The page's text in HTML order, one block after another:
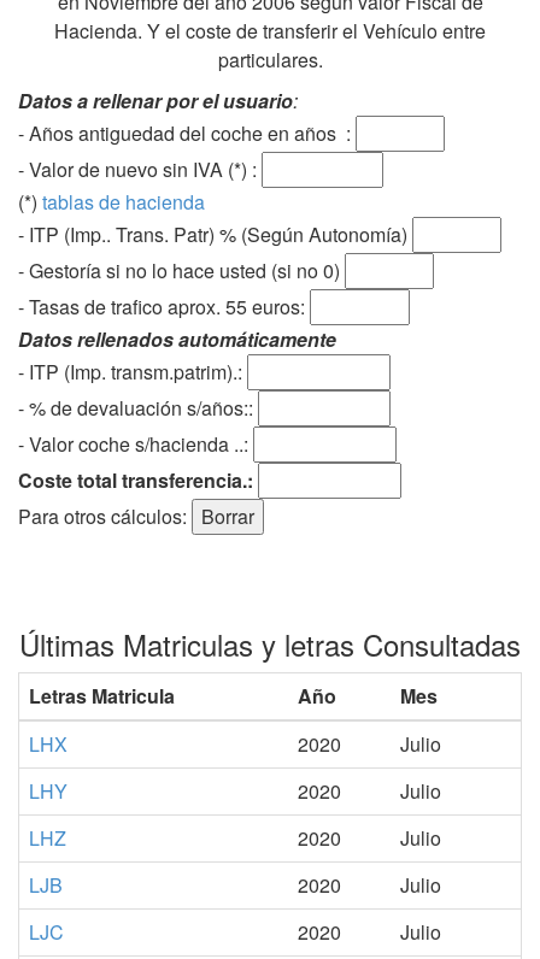
Hacienda. Y el coste de transferir el Vehículo entre
particulares.
Datos a rellenar por el usuario:
- Años antiguedad del coche en años :
- Valor de nuevo sin IVA (*) :
(*) tablas de hacienda
- ITP (Imp.. Trans. Patr) % (Según Autonomía)
- Gestoría si no lo hace usted (si no 0)
-Tasas de trafico aprox. 55 euros:
Datos rellenados automáticamente
- ITP (Imp. transm.patrim).:
- % de devaluación s/años::
- Valor coche s/hacienda ..:
Coste total transferencia.:
Para otros cálculos:
Últimas Matriculas y letras Consultadas
Letras Matricula Año
Mes
LHX
2020
Julio
LHY
2020
Julio
LHZ
2020
Julio
LJB
2020
Julio
LJC
2020
Julio